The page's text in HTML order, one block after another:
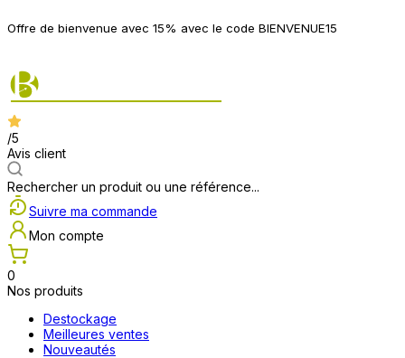
Offre de bienvenue avec 15% avec le code BIENVENUE15
/5
Avis client
Rechercher un produit ou une référence...
Suivre ma commande
Mon compte
0
Nos produits
Destockage
Meilleures ventes
Nouveautés